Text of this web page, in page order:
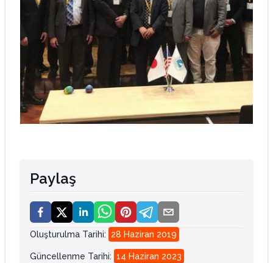
Paylaş
Oluşturulma Tarihi: 28 Haziran 2019
Güncellenme Tarihi: 14 Haziran 2023